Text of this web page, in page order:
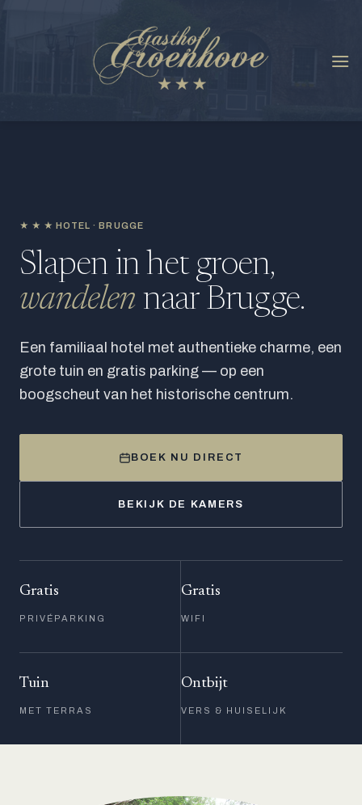
★★★ HOTEL · BRUGGE
Slapen in het groen,
wandelennaar Brugge.
Een familiaal hotel met authentieke charme, een
grote tuin en gratis parking — op een
boogscheut van het historische centrum.
BOEK NU DIRECT
BEKIJK DE KAMERS
Gratis
PRIVÉPARKING
Gratis
WIFI
Tuin
MET TERRAS
Ontbijt
VERS & HUISELIJK